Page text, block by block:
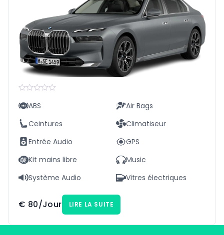
0
of
5
ABS
Air Bags
Ceintures
Climatiseur
Entrée Audio
GPS
Kit mains libre
Music
Système Audio
Vitres électriques
€ 80/Jour LIRE LA SUITE